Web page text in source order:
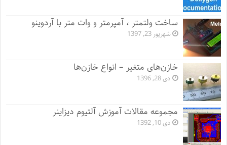
ساخت ولتمتر ، آمپرمتر و وات متر با آردوینو
شهریور 23, 1397
خازن‌های متغیر – انواع خازن‌ها
دی 28, 1396
مجموعه مقالات آموزش آلتیوم دیزاینر
دی 10, 1392